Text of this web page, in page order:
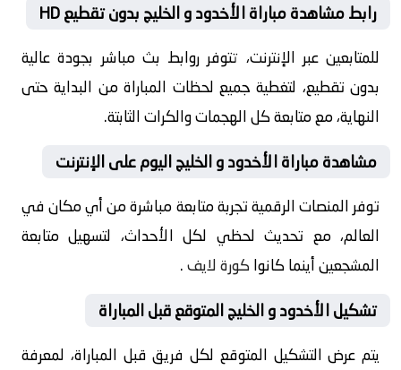
رابط مشاهدة مباراة الأخدود و الخليج بدون تقطيع HD
للمتابعين عبر الإنترنت، تتوفر روابط بث مباشر بجودة عالية
بدون تقطيع، لتغطية جميع لحظات المباراة من البداية حتى
النهاية، مع متابعة كل الهجمات والكرات الثابتة.
مشاهدة مباراة الأخدود و الخليج اليوم على الإنترنت
توفر المنصات الرقمية تجربة متابعة مباشرة من أي مكان في
العالم، مع تحديث لحظي لكل الأحداث، لتسهيل متابعة
المشجعين أينما كانواكورة لايف.
تشكيل الأخدود و الخليج المتوقع قبل المباراة
يتم عرض التشكيل المتوقع لكل فريق قبل المباراة، لمعرفة